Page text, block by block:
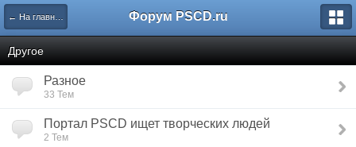
← На главную Форум PSCD.ru
Другое
Разное
33 Тем
Портал PSCD ищет творческих людей
2 Тем